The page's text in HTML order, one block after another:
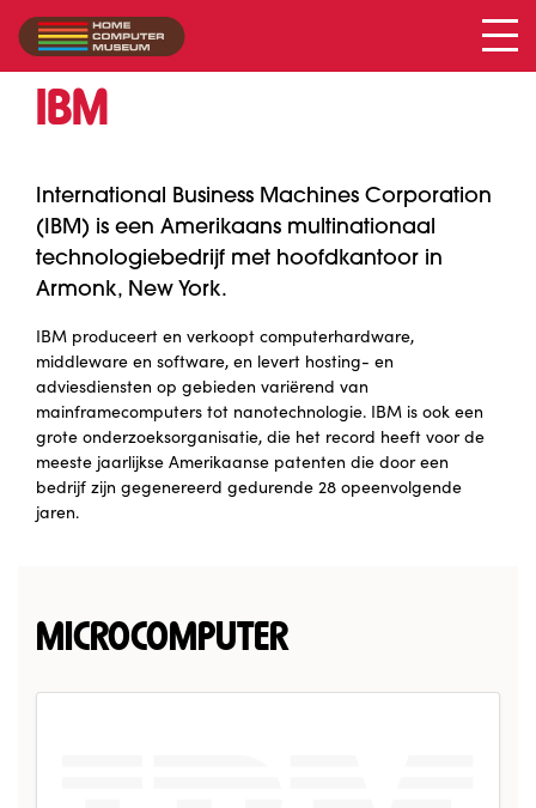
Collectie/ IBM
IBM
International Business Machines Corporation
(IBM) is een Amerikaans multinationaal
technologiebedrijf met hoofdkantoor in
Armonk, New York.
IBM produceert en verkoopt computerhardware,
middleware en software, en levert hosting- en
adviesdiensten op gebieden variërend van
mainframecomputers tot nanotechnologie. IBM is ook een
grote onderzoeksorganisatie, die het record heeft voor de
meeste jaarlijkse Amerikaanse patenten die door een
bedrijf zijn gegenereerd gedurende 28 opeenvolgende
jaren.
MICROCOMPUTER